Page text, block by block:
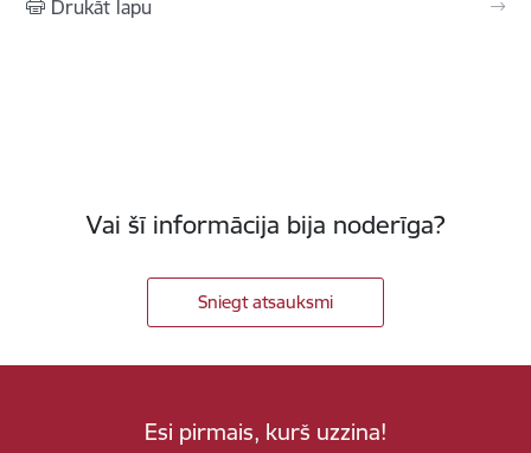
Drukāt lapu
Vai šī informācija bija noderīga?
Sniegt atsauksmi
Esi pirmais, kurš uzzina!